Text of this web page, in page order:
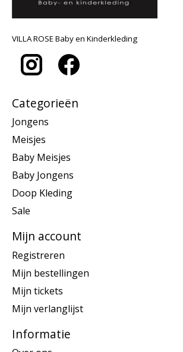
VILLA ROSE Baby en Kinderkleding
Categorieën
Jongens
Meisjes
Baby Meisjes
Baby Jongens
Doop Kleding
Sale
Mijn account
Registreren
Mijn bestellingen
Mijn tickets
Mijn verlanglijst
Informatie